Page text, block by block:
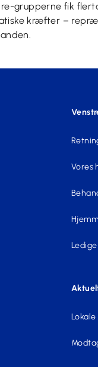
grupperne fik
kræfter –
Vores